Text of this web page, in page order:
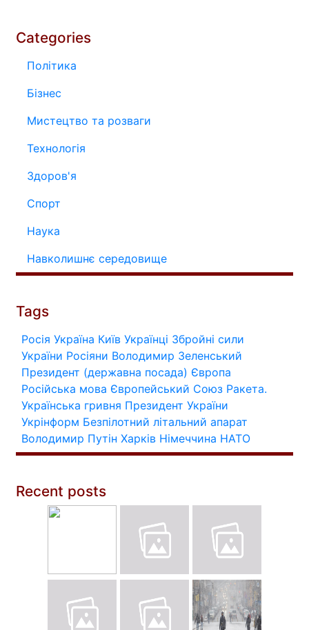
Categories
Політика
Бізнес
Мистецтво та розваги
Технологія
Здоров'я
Спорт
Наука
Навколишнє середовище
Tags
Росія Україна Київ Українці Збройні сили
України Росіяни Володимир Зеленський
Президент (державна посада) Європа
Російська мова Європейський Союз Ракета.
Українська гривня Президент України
Укрінформ Безпілотний літальний апарат
Володимир Путін Харків Німеччина НАТО
Recent posts